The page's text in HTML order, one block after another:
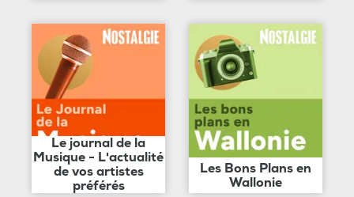
Le journal de la
Musique - L'actualité
de vos artistes
préférés
Les Bons Plans en
Wallonie